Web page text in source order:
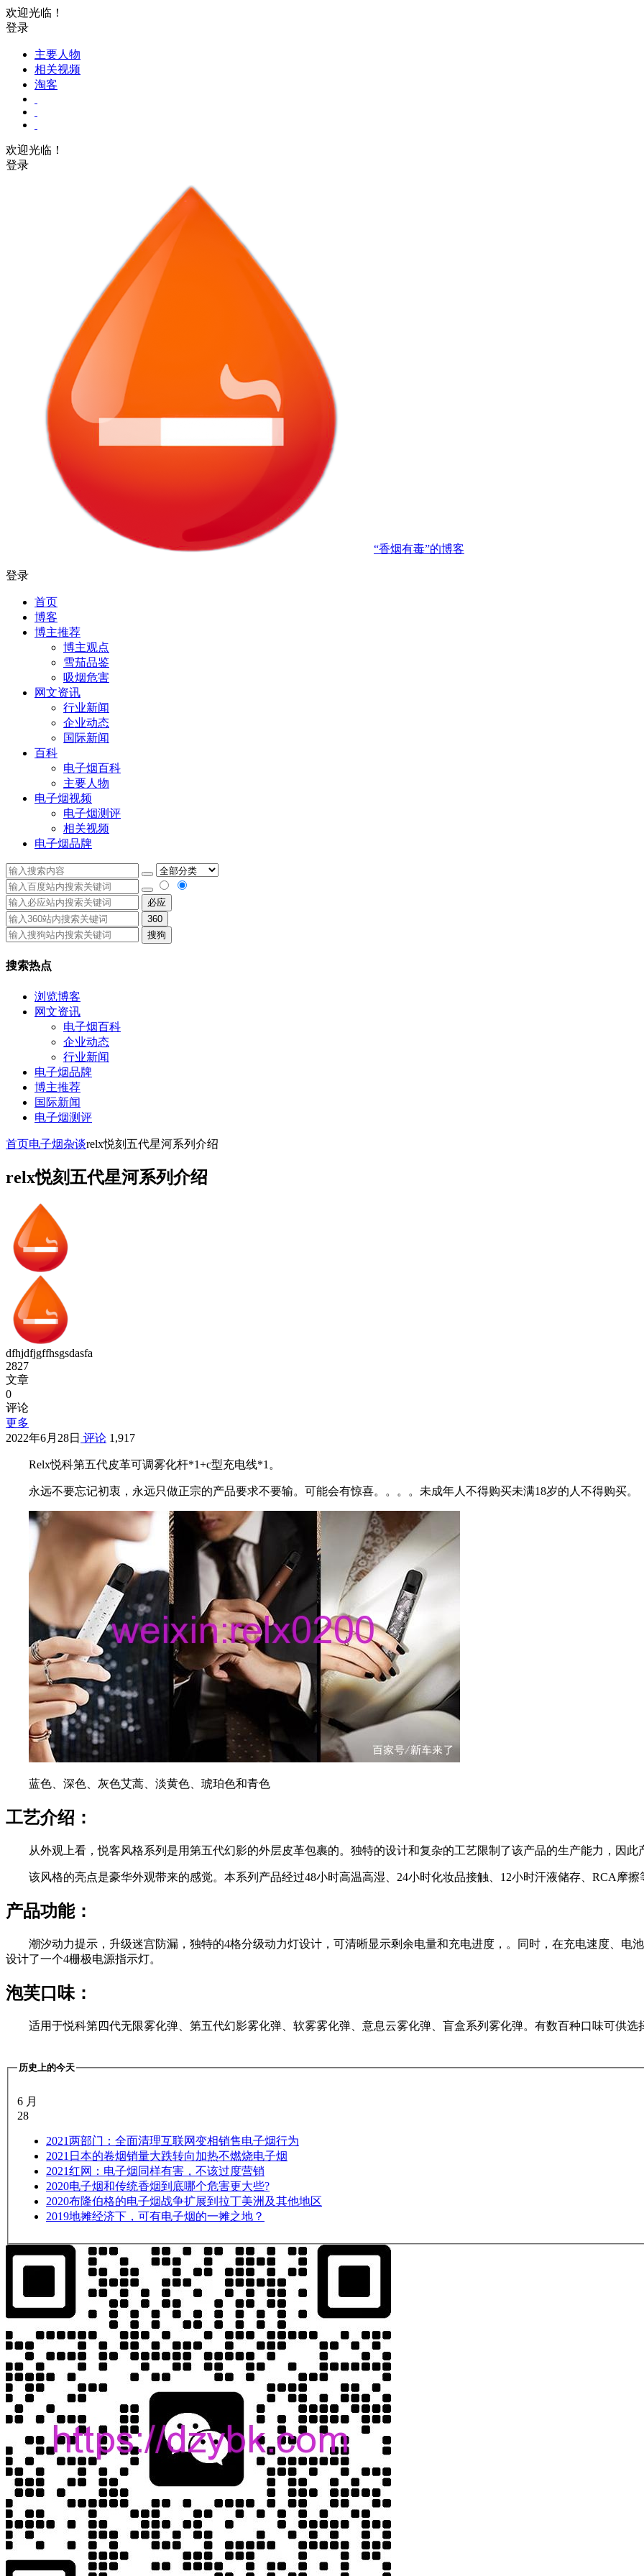
欢迎光临！
登录
主要人物
相关视频
淘客
欢迎光临！
登录
“香烟有毒”的博客
登录
首页
博客
博主推荐
博主观点
雪茄品鉴
吸烟危害
网文资讯
行业新闻
企业动态
国际新闻
百科
电子烟百科
主要人物
电子烟视频
电子烟测评
相关视频
电子烟品牌
必应
360
搜狗
搜索热点
浏览博客
网文资讯
电子烟百科
企业动态
行业新闻
电子烟品牌
博主推荐
国际新闻
电子烟测评
首页电子烟杂谈relx悦刻五代星河系列介绍
relx悦刻五代星河系列介绍
dfhjdfjgffhsgsdasfa
2827
文章
0
评论
更多
2022年6月28日 评论 1,917
Relx悦科第五代皮革可调雾化杆*1+c型充电线*1。
永远不要忘记初衷，永远只做正宗的产品要求不要输。可能会有惊喜。。。。未成年人不得购买未满18岁的人不得购买。
蓝色、深色、灰色艾蒿、淡黄色、琥珀色和青色
工艺介绍：
从外观上看，悦客风格系列是用第五代幻影的外层皮革包裹的。独特的设计和复杂的工艺限制了该产品的生产能力，因此
该风格的亮点是豪华外观带来的感觉。本系列产品经过48小时高温高湿、24小时化妆品接触、12小时汗液储存、RCA摩擦
产品功能：
潮汐动力提示，升级迷宫防漏，独特的4格分级动力灯设计，可清晰显示剩余电量和充电进度，。同时，在充电速度、电
设计了一个4栅极电源指示灯。
泡芙口味：
适用于悦科第四代无限雾化弹、第五代幻影雾化弹、软雾雾化弹、意息云雾化弹、盲盒系列雾化弹。有数百种口味可供选
历史上的今天
6 月
28
2021两部门：全面清理互联网变相销售电子烟行为
2021 日本的卷烟销量大跌转向加热不燃烧电子烟
2021红网：电子烟同样有害，不该过度营销
2020电子烟和传统香烟到底哪个危害更大些?
2020布隆伯格的电子烟战争扩展到拉丁美洲及其他地区
2019地摊经济下，可有电子烟的一摊之地？